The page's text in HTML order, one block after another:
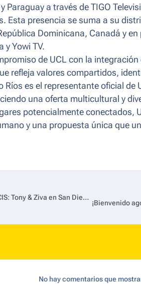
Paraguay a través de TIGO
Esta presencia se suma a su
Dominicana, Canadá y
y Yowi TV.
de UCL con la
refleja valores compartidos,
Ríos es el representante oficial de
una oferta multicultural y
potencialmente conectados,
y una propuesta única que
Paramount+ presenta el tráiler oficial de NCIS: Tony & Ziva en San Diego Comic-Con
No hay comentarios que